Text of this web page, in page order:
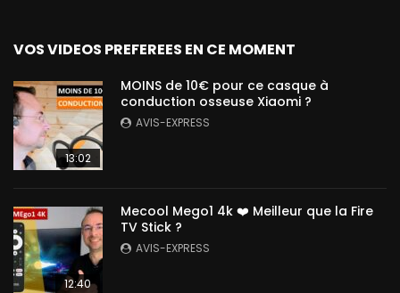
VOS VIDEOS PREFEREES EN CE MOMENT
13:02
MOINS de 10€ pour ce casque à
conduction osseuse Xiaomi ?
AVIS-EXPRESS
12:40
Mecool Mego1 4k ❤️ Meilleur que la Fire
TV Stick ?
AVIS-EXPRESS